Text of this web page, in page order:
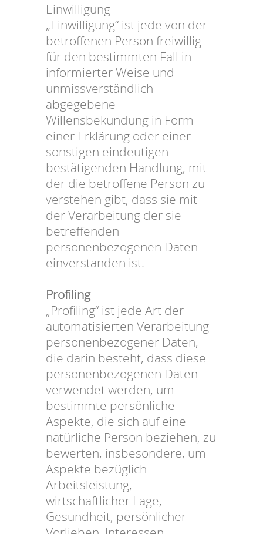
Einwilligung
„Einwilligung“ ist jede von der
betroffenen Person freiwillig
für den bestimmten Fall in
informierter Weise und
unmissverständlich
abgegebene
Willensbekundung in Form
einer Erklärung oder einer
sonstigen eindeutigen
bestätigenden Handlung, mit
der die betroffene Person zu
verstehen gibt, dass sie mit
der Verarbeitung der sie
betreffenden
personenbezogenen Daten
einverstanden ist.
Profiling
„Profiling“ ist jede Art der
automatisierten Verarbeitung
personenbezogener Daten,
die darin besteht, dass diese
personenbezogenen Daten
verwendet werden, um
bestimmte persönliche
Aspekte, die sich auf eine
natürliche Person beziehen, zu
bewerten, insbesondere, um
Aspekte bezüglich
Arbeitsleistung,
wirtschaftlicher Lage,
Gesundheit, persönlicher